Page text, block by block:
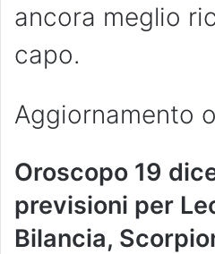
ancora meglio
capo.
Aggiornamento
Oroscopo 19
previsioni per
Bilancia,